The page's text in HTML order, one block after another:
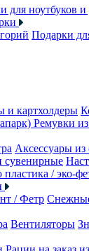
для ноутбуков и
Подарки
и картхолдеры
Ремувки
Аксессуары из
/ эко-
/ Фетр
Вентиляторы